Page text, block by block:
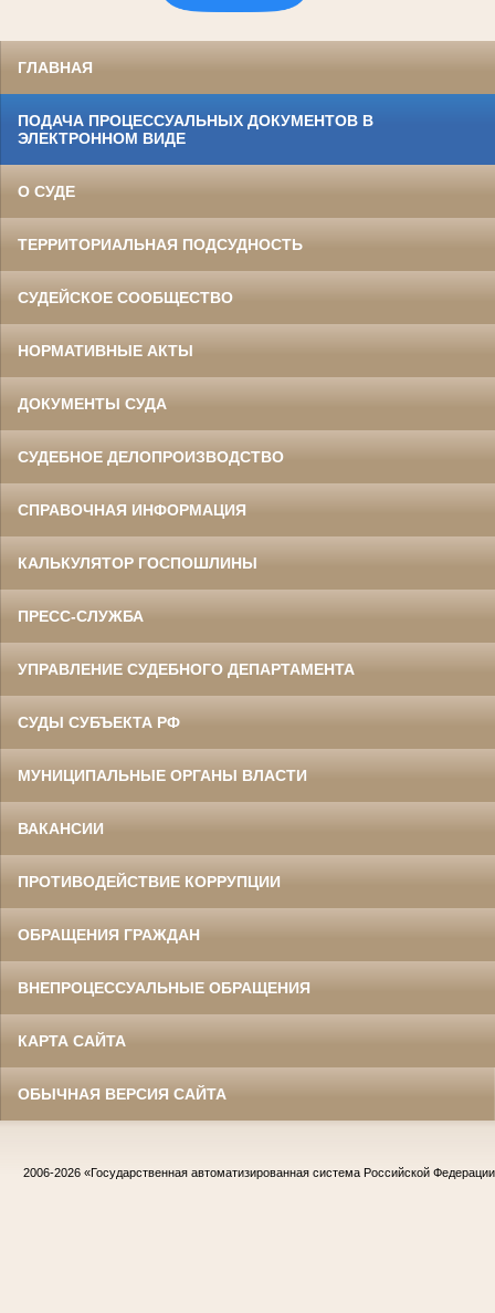
ГЛАВНАЯ
ПОДАЧА ПРОЦЕССУАЛЬНЫХ ДОКУМЕНТОВ В
ЭЛЕКТРОННОМ ВИДЕ
О СУДЕ
ТЕРРИТОРИАЛЬНАЯ ПОДСУДНОСТЬ
СУДЕЙСКОЕ СООБЩЕСТВО
НОРМАТИВНЫЕ АКТЫ
ДОКУМЕНТЫ СУДА
СУДЕБНОЕ ДЕЛОПРОИЗВОДСТВО
СПРАВОЧНАЯ ИНФОРМАЦИЯ
КАЛЬКУЛЯТОР ГОСПОШЛИНЫ
ПРЕСС-СЛУЖБА
УПРАВЛЕНИЕ СУДЕБНОГО ДЕПАРТАМЕНТА
СУДЫ СУБЪЕКТА РФ
МУНИЦИПАЛЬНЫЕ ОРГАНЫ ВЛАСТИ
ВАКАНСИИ
ПРОТИВОДЕЙСТВИЕ КОРРУПЦИИ
ОБРАЩЕНИЯ ГРАЖДАН
ВНЕПРОЦЕССУАЛЬНЫЕ ОБРАЩЕНИЯ
КАРТА САЙТА
ОБЫЧНАЯ ВЕРСИЯ САЙТА
2006-2026 «Государственная автоматизированная система Российской